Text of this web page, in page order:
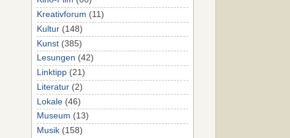
Kreativforum (11)
Kultur (148)
Kunst (385)
Lesungen (42)
Linktipp (21)
Literatur (2)
Lokale (46)
Museum (13)
Musik (158)